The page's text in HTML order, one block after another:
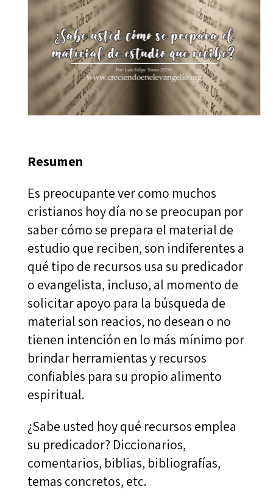
Resumen
Es preocupante ver como muchos
cristianos hoy día no se preocupan por
saber cómo se prepara el material de
estudio que reciben, son indiferentes a
qué tipo de recursos usa su predicador
o evangelista, incluso, al momento de
solicitar apoyo para la búsqueda de
material son reacios, no desean o no
tienen intención en lo más mínimo por
brindar herramientas y recursos
confiables para su propio alimento
espiritual.
¿Sabe usted hoy qué recursos emplea
su predicador? Diccionarios,
comentarios, biblias, bibliografías,
temas concretos, etc.